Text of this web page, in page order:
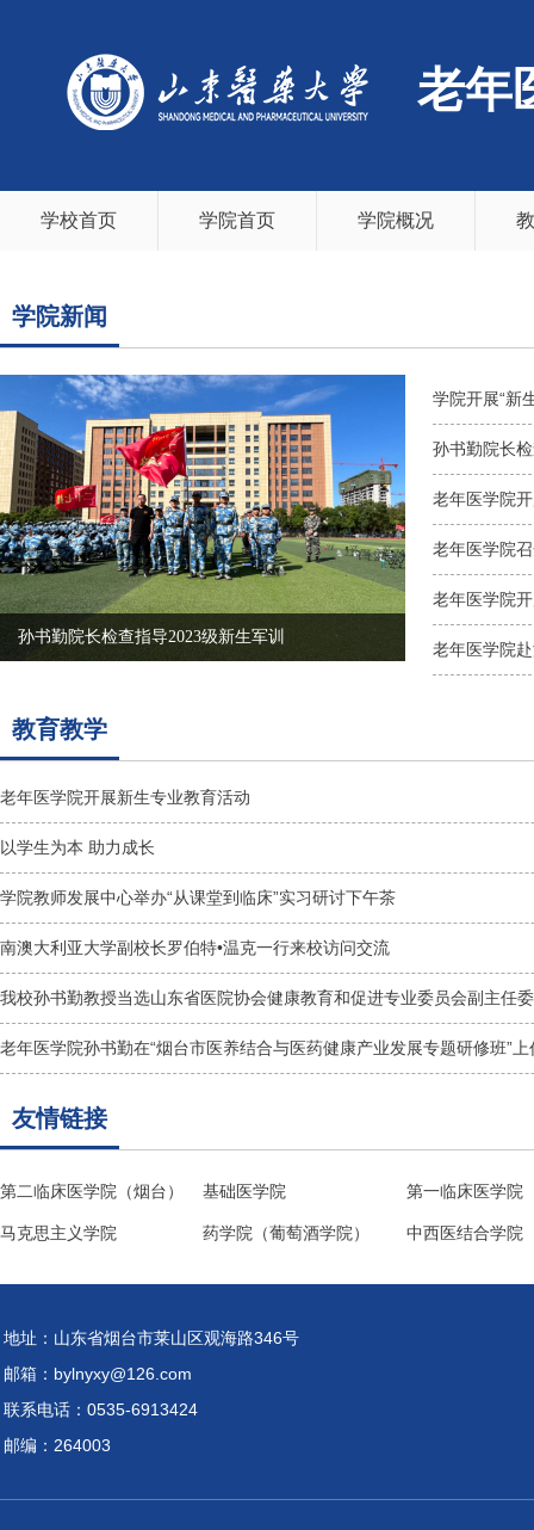
老年
学校首页 学院首页 学院概况
学院新闻
孙书勤院长检查指导2023级新生军训
学院开展“新
孙书勤院长
老年医学院
老年医学院
老年医学院
老年医学院
教育教学
老年医学院开展新生专业教育活动
以学生为本 助力成长
学院教师发展中心举办“从课堂到临床”实习研讨下午茶
南澳大利亚大学副校长罗伯特•温克一行来校访问交流
我校孙书勤教授当选山东省医院协会健康教育和促进专业委员会副主任
老年医学院孙书勤在“烟台市医养结合与医药健康产业发展专题研修班”
友情链接
第二临床医学院（烟台） 基础医学院 第一临床医学院
马克思主义学院 药学院（葡萄酒学院） 中西医结合学院
地址：山东省烟台市莱山区观海路346号
邮箱：bylnyxy@126.com
联系电话：0535-6913424
邮编：264003